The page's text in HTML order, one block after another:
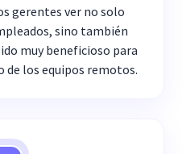
gerentes ver no solo
sino también
muy beneficioso para
los equipos remotos.